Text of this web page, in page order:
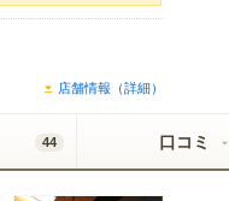
店舗情報（詳細）
44 口コミ